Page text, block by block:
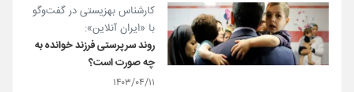
کارشناس بهزیستی در گفت‌وگو
با «ایران آنلاین»:
روند سرپرستی فرزند خوانده به
چه صورت است؟
۱۴۰۳/۰۴/۱۱